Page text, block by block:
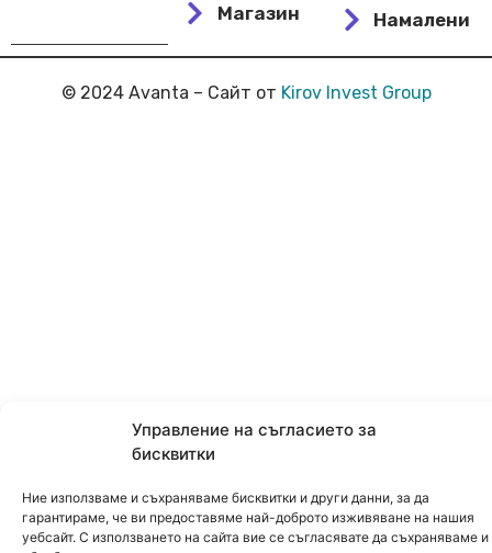
Управление на съгласието за
бисквитки
Ние използваме и съхраняваме бисквитки и други данни, за да
гарантираме, че ви предоставяме най-доброто изживяване на нашия
уебсайт. С използването на сайта вие се съгласявате да съхраняваме и
Магазин
Намалени
© 2024 Avanta – Сайт от Kirov Invest Group